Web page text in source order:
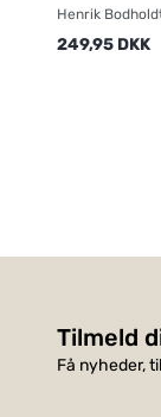
Henrik
249,95 DKK
Tilmeld
Få nyheder,